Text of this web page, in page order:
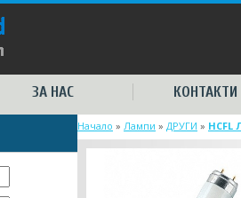
ЗА НАС КОНТАКТИ
Начало » Лампи » ДРУГИ » HCFL